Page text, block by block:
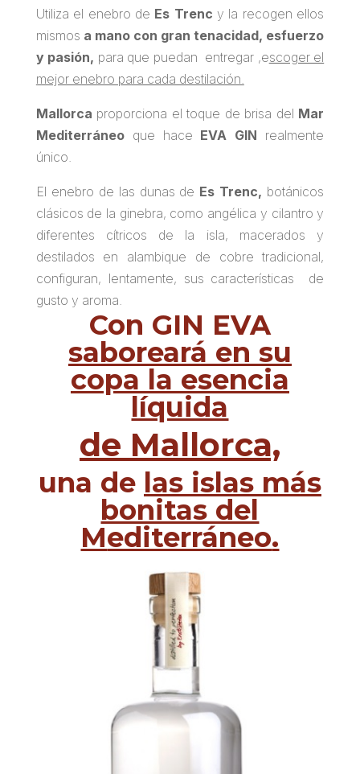
Utiliza el enebro de Es Trenc y la recogen ellos
mismos a mano con gran tenacidad, esfuerzo
y pasión, para que puedan entregar ,escoger el
mejor enebro para cada destilación.
Mallorca proporciona el toque de brisa del Mar
Mediterráneo que hace EVA GIN realmente
único.
El enebro de las dunas de Es Trenc, botánicos
clásicos de la ginebra, como angélica y cilantro y
diferentes cítricos de la isla, macerados y
destilados en alambique de cobre tradicional,
configuran, lentamente, sus características de
gusto y aroma.
Con GIN EVA
saboreará en su
copa la esencia
líquida
de Mallorca,
una de las islas más
bonitas del
Mediterráneo.